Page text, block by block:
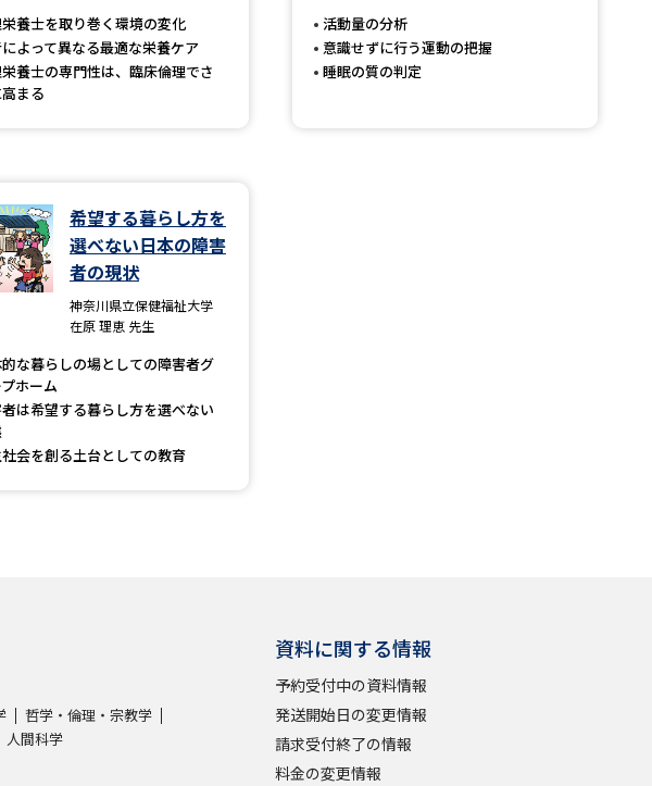
を調べる
学問発見
ナビ講義」
養士を取り巻く環境の変化
よって異なる最適な栄養ケア
養士の専門性は、臨床倫理でさ
まる
活動量の分析
意識せずに行う運動の把握
睡眠の質の判定
希望する暮らし方を
選べない日本の障害
者の現状
神奈川県立保健福祉大学
在原 理恵 先生
な暮らしの場としての障害者グ
ホーム
は希望する暮らし方を選べない
会を創る土台としての教育
哲学・倫理・宗教学
人間科学
資料に関する情報
予約受付中の資料情報
発送開始日の変更情報
請求受付終了の情報
料金の変更情報